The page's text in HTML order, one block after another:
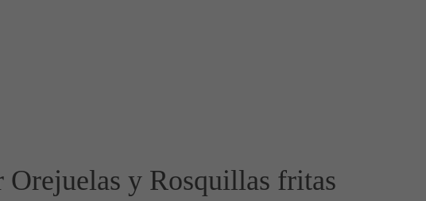
Orejuelas y Rosquillas fritas